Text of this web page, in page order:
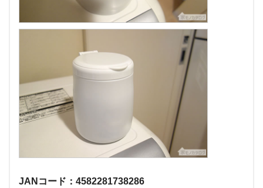
JANコード：4582281738286